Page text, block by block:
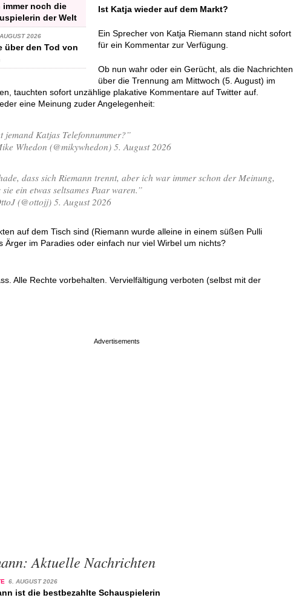
immer noch die
der Welt
AUGUST 2026
über den Tod von
Ist Katja wieder auf dem Markt?
Ein Sprecher von Katja Riemann stand nicht sofort
für ein Kommentar zur Verfügung.
Ob nun wahr oder ein Gerücht, als die Nachrichten
über die Trennung am Mittwoch (5. August) im
tauchten sofort unzählige plakative Kommentare auf Twitter auf.
eine Meinung zuder Angelegenheit:
jemand Katjas Telefonnummer?”
Whedon (@mikywhedon) 5. August 2026
dass sich Riemann trennt, aber ich war immer schon der Meinung,
sie ein etwas seltsames Paar waren.”
(@ottojj) 5. August 2026
auf dem Tisch sind (Riemann wurde alleine in einem süßen Pulli
Ärger im Paradies oder einfach nur viel Wirbel um nichts?
Alle Rechte vorbehalten. Vervielfältigung verboten (selbst mit der
Aktuelle Nachrichten
6. AUGUST 2026
ist die bestbezahlte Schauspielerin